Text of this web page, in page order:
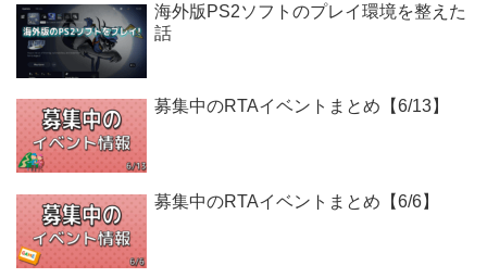
海外版PS2ソフトのプレイ環境を整えた
話
募集中のRTAイベントまとめ【6/13】
募集中のRTAイベントまとめ【6/6】